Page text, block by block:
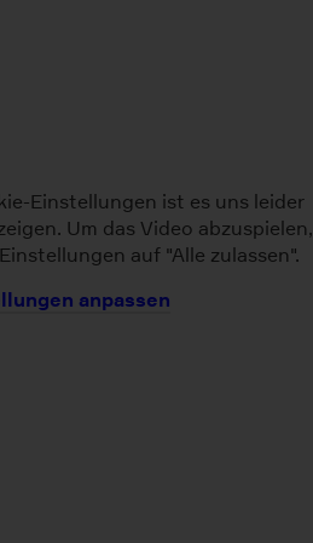
Einstellungen ist es uns leider
Um das Video abzuspielen,
auf "Alle zulassen".
anpassen